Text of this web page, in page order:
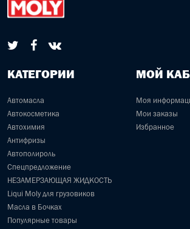
КАТЕГОРИИ
Автомасла
Автокосметика
Автохимия
Антифризы
Автополироль
Спецпредложение
НЕЗАМЕРЗАЮЩАЯ ЖИДКОСТЬ
Liqui Moly для грузовиков
Масла в Бочках
Популярные товары
МОЙ
Моя
Мои заказы
Избранное